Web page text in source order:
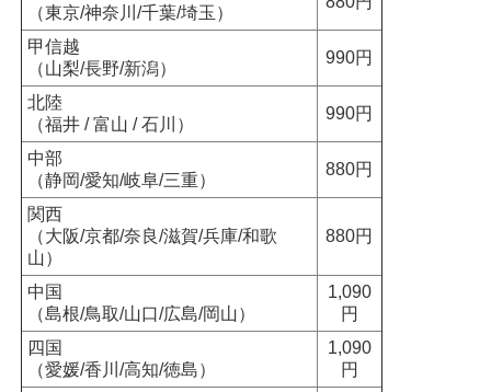
（東京/神奈川/千葉/埼玉）
甲信越
（山梨/長野/新潟）
990円
北陸
（福井 / 富山 / 石川）
990円
中部
（静岡/愛知/岐阜/三重）
880円
関西
（大阪/京都/奈良/滋賀/兵庫/和歌
山）
880円
中国
（島根/鳥取/山口/広島/岡山）
1,090
円
四国
（愛媛/香川/高知/徳島）
1,090
円